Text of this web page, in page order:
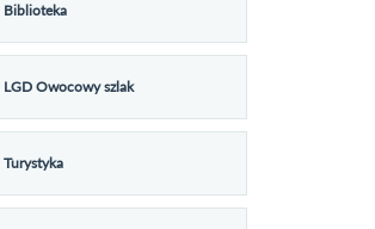
Biblioteka
LGD Owocowy szlak
Turystyka